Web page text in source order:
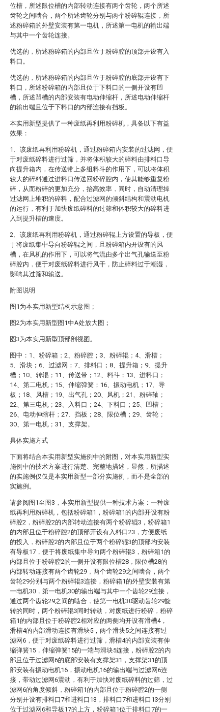
位槽，所述限位槽的内部转动连接有两个齿轮，两个所述
齿轮之间啮合，两个所述齿轮分别与两个粉碎辊连接，所
述粉碎箱的外壁安装有第一电机，所述第一电机的输出端
与其中一个齿轮连接。
优选的，所述粉碎箱的内部且位于粉碎腔的顶部开设有入
料口。
优选的，所述粉碎箱的内部且位于粉碎腔的底部开设有下
料口，所述粉碎箱的内部且位于下料口的一侧开设有凹
槽，所述凹槽的内部安装有电动伸缩杆，所述电动伸缩杆
的输出端且位于下料口的内部连接有挡板。
本实用新型提供了一种废纸再利用粉碎机，具备以下有益
效果：
1、该废纸再利用粉碎机，通过粉碎箱内安装的过滤网，便
于对废纸碎料进行过筛，并将体积较大的碎料由排料口导
向提升箱内，在传送带上多组料斗的作用下，可以将体积
较大的碎料通过进料口传送回粉碎腔内，使其能够重复粉
碎，从而粉碎的更加充分，抬高效率，同时，自动清理掉
过滤网上堆积的碎料，配合过滤网的倾斜结构和震动电机
的运行，有利于加快废纸碎料的过筛和体积较大的碎料进
入到提升槽的速度。
2、该废纸再利用粉碎机，通过粉碎辊上方设置的导板，便
于将废纸集中导向粉碎辊之间，且粉碎箱内开设有的风
槽，在风机的作用下，可以将气流由多个出气孔输送至粉
碎腔内，便于对废纸碎料进行风干，防止碎料过于潮湿，
影响其过筛和输送。
附图说明
图1为本实用新型结构示意图；
图2为本实用新型图1中A处放大图；
图3为本实用新型顶部剖视图。
图中：1、粉碎箱；2、粉碎腔；3、粉碎辊；4、滑槽；
5、滑块；6、过滤网；7、排料口；8、提升箱；9、提升
槽；10、转辊；11、传送带；12、料斗；13、进料口；
14、第二电机；15、伸缩弹簧；16、振动电机；17、导
板；18、风槽；19、出气孔；20、风机；21、粉碎轴；
22、第三电机；23、入料口；24、下料口；25、凹槽；
26、电动伸缩杆；27、挡板；28、限位槽；29、齿轮；
30、第一电机；31、支撑架。
具体实施方式
下面将结合本实用新型实施例中的附图，对本实用新型实
施例中的技术方案进行清楚、完整地描述，显然，所描述
的实施例仅仅是本实用新型一部分实施例，而不是全部的
实施例。
请参阅图1至图3，本实用新型提供一种技术方案：一种废
纸再利用粉碎机，包括粉碎箱1，粉碎箱1的内部开设有粉
碎腔2，粉碎腔2的内部转动连接有两个粉碎辊3，粉碎箱1
的内部且位于粉碎腔2的顶部开设有入料口23，方便废纸
的投入，粉碎腔2的内部且位于两个粉碎辊3的顶部均安装
有导板17，便于将废纸集中导向两个粉碎辊3，粉碎箱1的
内部且位于粉碎腔2的一侧开设有限位槽28，限位槽28的
内部转动连接有两个齿轮29，两个齿轮29之间啮合，两个
齿轮29分别与两个粉碎辊3连接，粉碎箱1的外壁安装有第
一电机30，第一电机30的输出端与其中一个齿轮29连接，
通过两个齿轮29之间的啮合，使第一电机30驱动齿轮29旋
转的同时，两个粉碎辊3同时转动，对废纸进行粉碎，粉碎
箱1的内部且位于粉碎腔2相对应的两侧均开设有滑槽4，
滑槽4的内部滑动连接有滑块5，两个滑块5之间连接有过
滤网6，便于对废纸碎料进行过筛，滑槽4的内部安装有伸
缩弹簧15，伸缩弹簧15的一端与滑块5连接，粉碎腔2的内
部且位于过滤网6的底部安装有支撑架31，支撑架31的顶
部安装有振动电机16，振动电机16的输出端与过滤网6连
接，带动过滤网6震动，有利于加快对废纸碎料的过筛，过
滤网6的角度倾斜，粉碎箱1的内部且位于粉碎腔2的一侧
分别开设有排料口7和进料口13，排料口7和进料口13分别
位于过滤网6和导板17的上方，粉碎箱1位于排料口7的一